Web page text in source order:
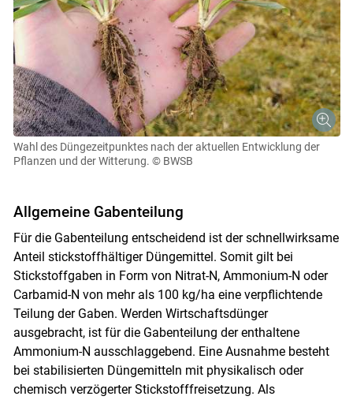
Wahl des Düngezeitpunktes nach der aktuellen Entwicklung der
Pflanzen und der Witterung. © BWSB
Allgemeine Gabenteilung
Für die Gabenteilung entscheidend ist der schnellwirksame
Anteil stickstoffhältiger Düngemittel. Somit gilt bei
Stickstoffgaben in Form von Nitrat-N, Ammonium-N oder
Carbamid-N von mehr als 100 kg/ha eine verpflichtende
Teilung der Gaben. Werden Wirtschaftsdünger
ausgebracht, ist für die Gabenteilung der enthaltene
Ammonium-N ausschlaggebend. Eine Ausnahme besteht
bei stabilisierten Düngemitteln mit physikalisch oder
chemisch verzögerter Stickstofffreisetzung. Als